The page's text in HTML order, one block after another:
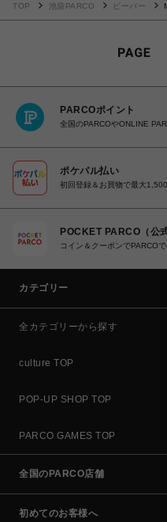
TOP 池袋PARCO ビーバー
PARCOポイント
全国のPARCOやONLINE
ポケパル払い
初回登録＆お買物で最大
POCKET PARCO（公
コイン＆クーポンでPARCO
カテゴリー
全カテゴリーから探す
culture TOP
POP-UP SHOP TOP
PARCO GAMES TOP
全国のPARCO店舗
初めてのお客様へ